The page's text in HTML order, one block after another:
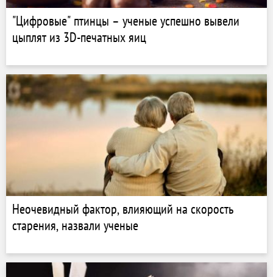
"Цифровые" птинцы – ученые успешно вывели
цыплят из 3D-печатных яиц
Неочевидный фактор, влияющий на скорость
старения, назвали ученые